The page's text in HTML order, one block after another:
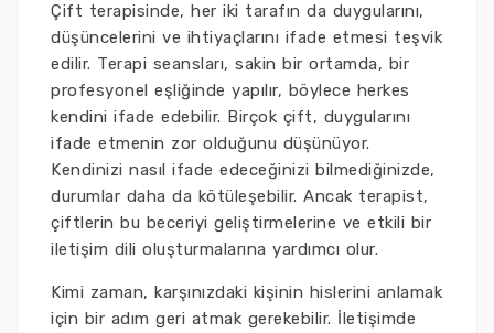
Çift terapisinde, her iki tarafın da duygularını,
düşüncelerini ve ihtiyaçlarını ifade etmesi teşvik
edilir. Terapi seansları, sakin bir ortamda, bir
profesyonel eşliğinde yapılır, böylece herkes
kendini ifade edebilir. Birçok çift, duygularını
ifade etmenin zor olduğunu düşünüyor.
Kendinizi nasıl ifade edeceğinizi bilmediğinizde,
durumlar daha da kötüleşebilir. Ancak terapist,
çiftlerin bu beceriyi geliştirmelerine ve etkili bir
iletişim dili oluşturmalarına yardımcı olur.
Kimi zaman, karşınızdaki kişinin hislerini anlamak
için bir adım geri atmak gerekebilir. İletişimde